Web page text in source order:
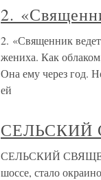
2.
2. «Священник
жениха. Как
Она ему через год.
ей
СЕЛЬСКИЙ
шоссе, стало